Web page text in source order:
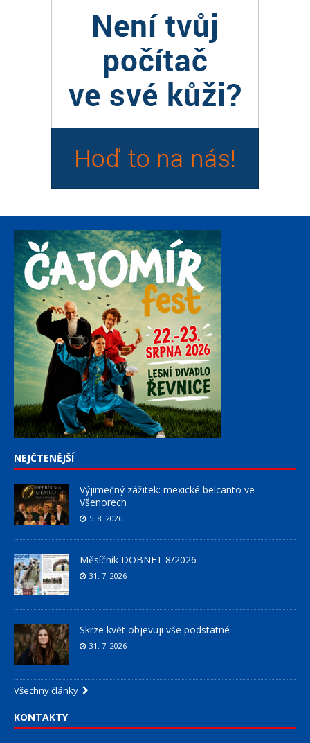
NEJČTENĚJŠÍ
Výjimečný zážitek: mexické belcanto ve
Všenorech
5. 8. 2026
Měsíčník DOBNET 8/2026
31. 7. 2026
Skrze květ objevuji vše podstatné
31. 7. 2026
Všechny články
KONTAKTY